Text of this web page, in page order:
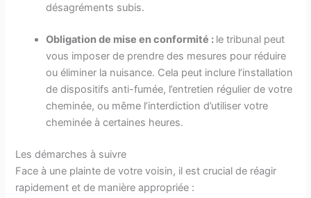
désagréments subis.
Obligation de mise en conformité : le tribunal peut
vous imposer de prendre des mesures pour réduire
ou éliminer la nuisance. Cela peut inclure l’installation
de dispositifs anti-fumée, l’entretien régulier de votre
cheminée, ou même l’interdiction d’utiliser votre
cheminée à certaines heures.
Les démarches à suivre
Face à une plainte de votre voisin, il est crucial de réagir
rapidement et de manière appropriée :